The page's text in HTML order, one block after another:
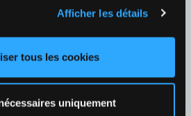
Afficher les détails
tous les cookies
uniquement
Dobles
T M / Cash J / Glasspool L